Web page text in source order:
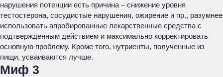
нарушения потенции есть причина – снижение уровня
тестостерона, сосудистые нарушения, ожирение и пр., разумнее
использовать апробированные лекарственные средства с
подтвержденным действием и максимально корректировать
основную проблему. Кроме того, нутриенты, полученные из
пищи, усваиваются лучше.
Миф 3